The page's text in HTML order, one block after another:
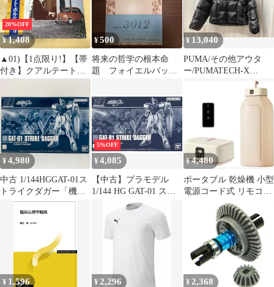
20%OFF
¥1,408
▲01)【1点限り!】【帯
付き】クアルテート・
ズ/CUARTETO
PORTENO/MP-2633/LP
レコード/国内盤/A
¥500
将来の哲学の根本命
題 フォイエルバッ
¥13,040
PUMA/その他アウタ
ー/PUMATECH-X
633981 01BK Sサイズ
¥4,980
中古 1/144HGGAT-01ス
トライクダガー「機動
戦士ガンダムSEED」プ
レミアムバンダイ限定
[5063342]
5%OFF
¥4,085
【中古】プラモデル
1/144 HG GAT-01 スト
ライクダガー 「機動戦
士ガンダムSEED」 プ
レミアムバンダイ限定
[5063342]
¥4,480
ポータブル 乾燥機 小型
電源コード式 リモコン
付き 2段階風速 タイマ
¥ 1,596 ¥ 2,296 ¥ 2,368